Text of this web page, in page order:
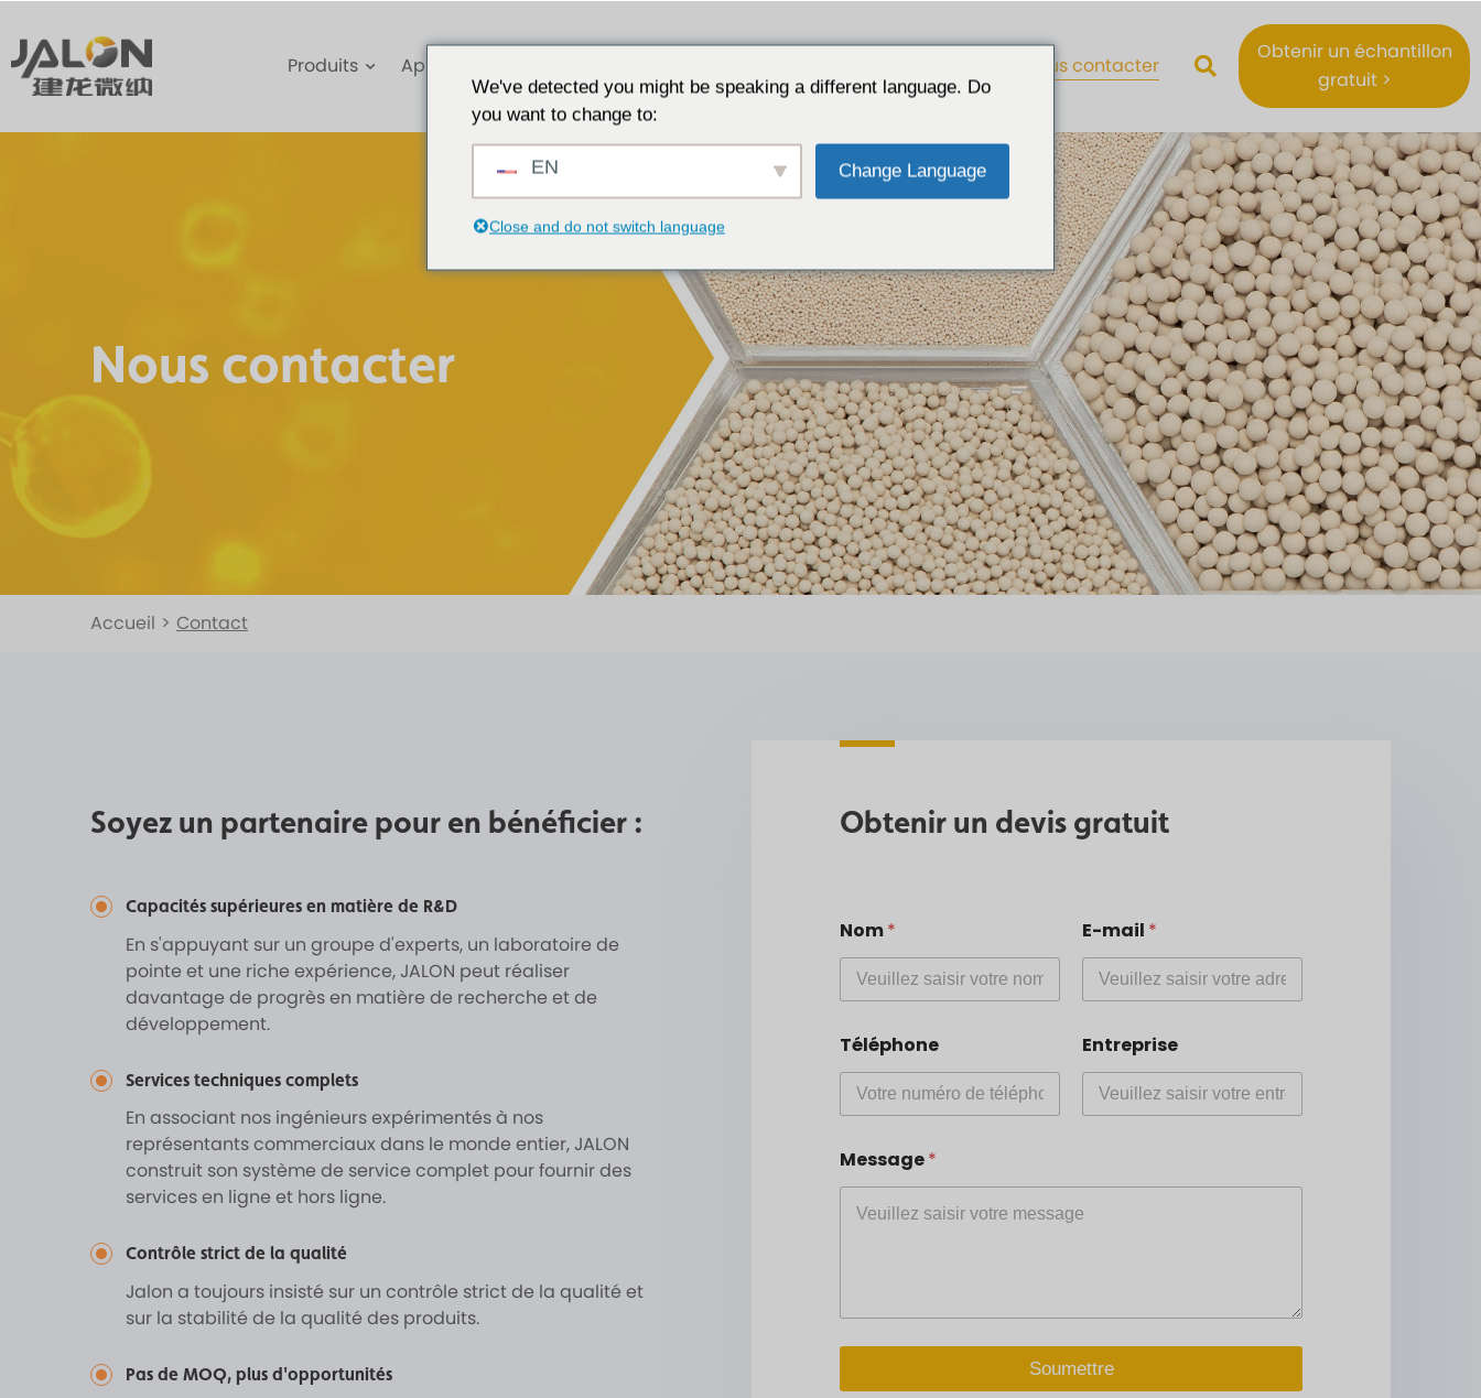
Produits Applications Nous contacter
Obtenir un échantillon
gratuit >
Nous contacter
Accueil > Contact
Soyez un partenaire pour en bénéficier :
Capacités supérieures en matière de R&D
En s'appuyant sur un groupe d'experts, un laboratoire de
pointe et une riche expérience, JALON peut réaliser
davantage de progrès en matière de recherche et de
développement.
Services techniques complets
En associant nos ingénieurs expérimentés à nos
représentants commerciaux dans le monde entier, JALON
construit son système de service complet pour fournir des
services en ligne et hors ligne.
Contrôle strict de la qualité
Jalon a toujours insisté sur un contrôle strict de la qualité et
sur la stabilité de la qualité des produits.
Pas de MOQ, plus d'opportunités
Obtenir un devis gratuit
Nom* E-mail *
Téléphone Entreprise
N
o
m
a
l
Message*
Soumettre
We've detected you might be speaking a different language. Do
you want to change to:
EN Change Language
Close and do not switch language